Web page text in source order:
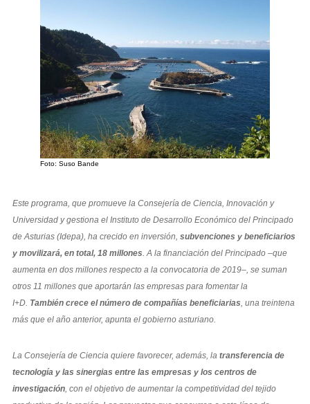
Foto: Suso Bande
Este programa, que promueve la Consejería de Ciencia, Innovación y
Universidad y gestiona el Instituto de Desarrollo Económico del Principado
de Asturias (Idepa), ha crecido en inversión, subvenciones y beneficiarios
y movilizará, en total, 18 millones . A la financiación del Principado –que
aumenta en dos millones respecto a la convocatoria de 2019–, se suman
otros 11 millones que aportarán las empresas para fomentar la
I+D. También crece el número de compañías beneficiarias , una treintena
más que el año anterior, apunta el gobierno asturiano.
La Consejería de Ciencia quiere favorecer, además, la transferencia de
tecnología y las sinergias entre las empresas y los centros de
investigación, con el objetivo de aumentar la competitividad del tejido